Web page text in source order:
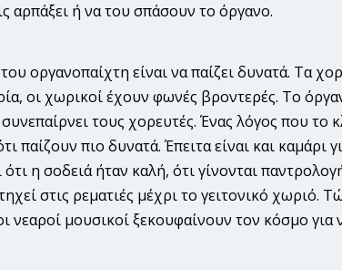
αρπάξει ή να του σπάσουν το όργανο.
οργανοπαίχτη είναι να παίζει δυνατά. Τα
οι χωρικοί έχουν φωνές βροντερές. Το
τους χορευτές. Ένας λόγος που το
παίζουν πιο δυνατά. Έπειτα είναι και καμάρι
ότι η σοδειά ήταν καλή, ότι γίνονται
στις ρεματιές μέχρι το γειτονικό
νεαροί μουσικοί ξεκουφαίνουν τον κόσμο